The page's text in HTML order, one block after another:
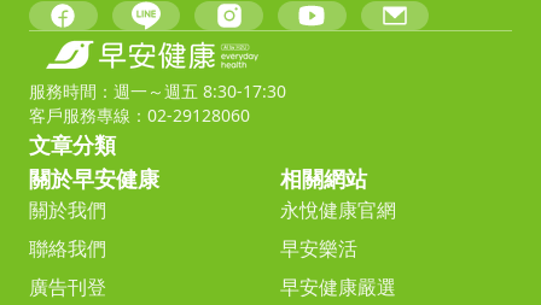
服務時間：週一～週五 8:30-17:30
客戶服務專線：02-29128060
文章分類
關於早安健康
關於我們
聯絡我們
廣告刊登
相關網站
永悅健康官網
早安樂活
早安健康嚴選